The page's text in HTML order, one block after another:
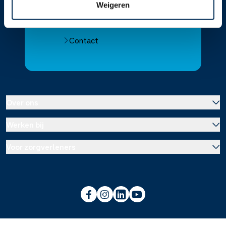
Weigeren
Download de app 📲
Alle Service Apotheken
Contact
Franchise informatie
Voorlichting scholen